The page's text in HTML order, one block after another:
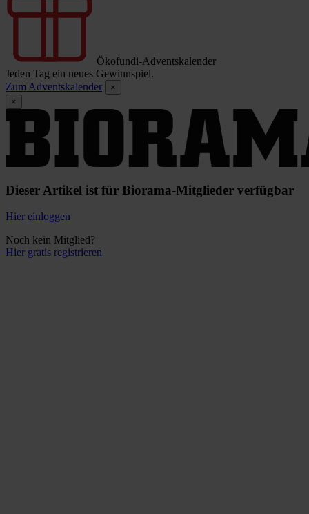
Ökofundi-Adventskalender
Jeden Tag ein neues Gewinnspiel.
Zum Adventskalender
×
×
Dieser Artikel ist für Biorama-Mitglieder verfügbar
Hier einloggen
Noch kein Mitglied?
Hier gratis registrieren